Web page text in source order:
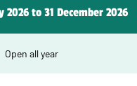
2026 to 31 December 2026
Open all year